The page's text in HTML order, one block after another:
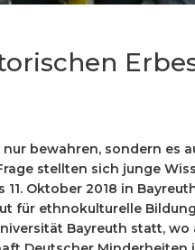
bewahren, sondern es
stellten sich junge
Oktober 2018 in
für ethnokulturelle
Bayreuth statt, wo